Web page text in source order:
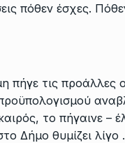
πόθεν έσχες.
πήγε τις προάλλες
το πήγαινε –
Δήμο θυμίζει